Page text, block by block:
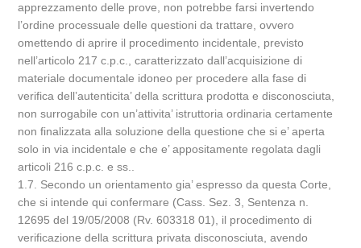
apprezzamento delle prove, non potrebbe farsi invertendo
l’ordine processuale delle questioni da trattare, ovvero
omettendo di aprire il procedimento incidentale, previsto
nell’articolo 217 c.p.c., caratterizzato dall’acquisizione di
materiale documentale idoneo per procedere alla fase di
verifica dell’autenticita’ della scrittura prodotta e disconosciuta,
non surrogabile con un’attivita’ istruttoria ordinaria certamente
non finalizzata alla soluzione della questione che si e’ aperta
solo in via incidentale e che e’ appositamente regolata dagli
articoli 216 c.p.c. e ss..
1.7. Secondo un orientamento gia’ espresso da questa Corte,
che si intende qui confermare (Cass. Sez. 3, Sentenza n.
12695 del 19/05/2008 (Rv. 603318 01), il procedimento di
verificazione della scrittura privata disconosciuta, avendo